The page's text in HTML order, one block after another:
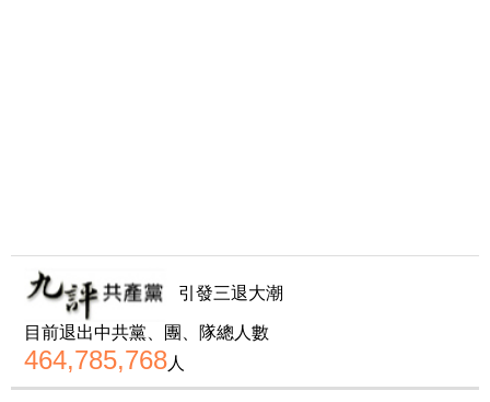
引發三退大潮
目前退出中共黨、團、隊總人數
464,785,768人